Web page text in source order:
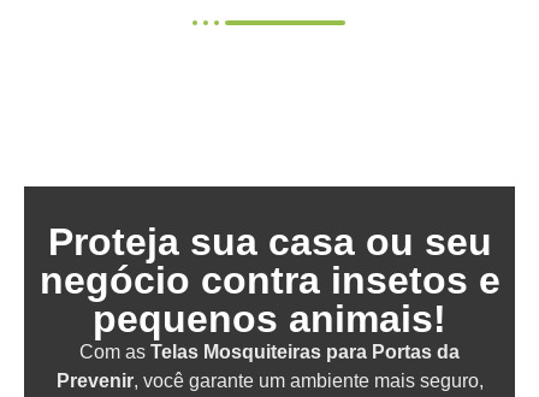
Proteja sua casa ou seu
negócio contra insetos e
pequenos animais!
Com as Telas Mosquiteiras para Portas da
Prevenir, você garante um ambiente mais seguro,